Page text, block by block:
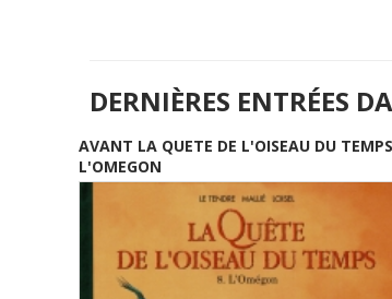
DERNIÈRES ENTRÉES
AVANT LA QUETE DE L'OISEAU DU
L'OMEGON